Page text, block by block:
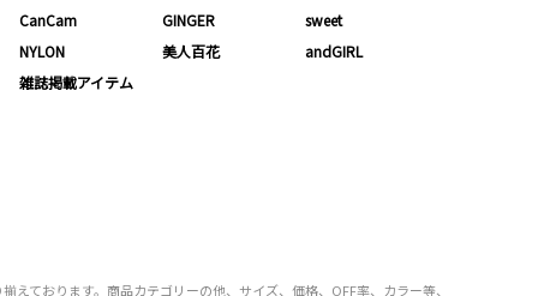
CanCam
GINGER
sweet
NYLON
美人百花
andGIRL
雑誌掲載アイテム
ております。商品カテゴリーの他、サイズ、価格、OFF率、カラー等、